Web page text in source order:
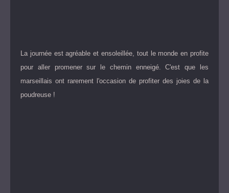
La journée est agréable et ensoleillée, tout le monde en profite
pour aller promener sur le chemin enneigé. C'est que les
marseillais ont rarement l'occasion de profiter des joies de la
poudreuse !